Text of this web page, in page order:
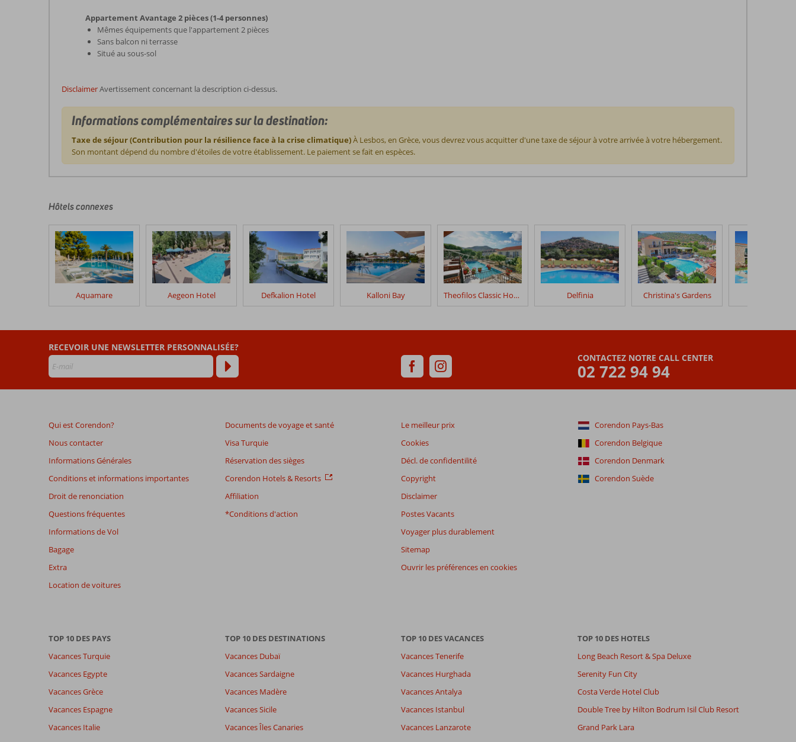
Appartement Avantage 2 pièces (1-4 personnes)
Mêmes équipements que l'appartement 2 pièces
Sans balcon ni terrasse
Situé au sous-sol
DisclaimerAvertissement concernant la description ci-dessus.
Informations complémentaires sur la destination:
Taxe de séjour (Contribution pour la résilience face à la crise climatique)À Lesbos, en Grèce, vous devrez vous acquitter d'une taxe de séjour à votre arrivée à votre hébergement.
Son montant dépend du nombre d'étoiles de votre établissement. Le paiement se fait en espèces.
écrits
nos
clients
après
leur
séjour
Kaloni
Les
avis
de
plus
mois
sont
plus
affichés
afin
de
garantir
la
pertinence
savoir
avis.
Note totale
Basé sur:
commentaires
8,4
Très bon
Chambres
7,8
Enfants
Hôtels connexes
Aquamare Aegeon Hotel Defkalion Hotel Kalloni Bay Theofilos Classic Hotel Delfinia Christina's Gardens
CONTACTEZ NOTRE CALL CENTER
02 722 94 94
RECEVOIR UNE NEWSLETTER PERSONNALISÉE?
Qui est Corendon?
Nous contacter
Informations Générales
Conditions et informations importantes
Droit de renonciation
Questions fréquentes
Informations de Vol
Bagage
Extra
Location de voitures
Documents de voyage et santé
Visa Turquie
Réservation des sièges
Corendon Hotels & Resorts
Affiliation
*Conditions d'action
Le meilleur prix
Cookies
Décl. de confidentilité
Copyright
Disclaimer
Postes Vacants
Voyager plus durablement
Sitemap
Ouvrir les préférences en cookies
Corendon Pays-Bas
Corendon Belgique
Corendon Denmark
Corendon Suède
TOP 10 DES PAYS
Vacances Turquie
Vacances Egypte
Vacances Grèce
Vacances Espagne
Vacances Italie
TOP 10 DES DESTINATIONS
Vacances Dubaï
Vacances Sardaigne
Vacances Madère
Vacances Sicile
Vacances Îles Canaries
TOP 10 DES VACANCES
Vacances Tenerife
Vacances Hurghada
Vacances Antalya
Vacances Istanbul
Vacances Lanzarote
TOP 10 DES HOTELS
Long Beach Resort & Spa Deluxe
Serenity Fun City
Costa Verde Hotel Club
Double Tree by Hilton Bodrum Isil Club Resort
Grand Park Lara